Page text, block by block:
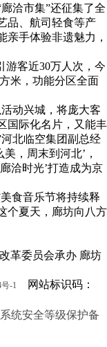
洽市集”还征集了全
品、航司轻食等产
亲手体验非遗魅力，
游客近30万人次，今
米，功能分区全面
动兴城，将庞大客
国际化名片，又能丰
北临空集团副总经
，周末到河北’，
洽时光’打造成为京
食音乐节将持续释
个夏天，廊坊向八方
革委员会承办 廊坊
-1
网站标识码：
统安全等级保护备